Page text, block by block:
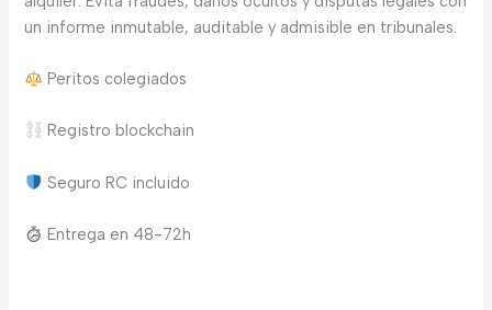
un informe inmutable, auditable y admisible en tribunales.
Peritos colegiados
Registro blockchain
Seguro RC incluido
Entrega en 48-72h